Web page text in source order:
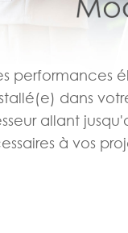
performances
dans
allant
à vos